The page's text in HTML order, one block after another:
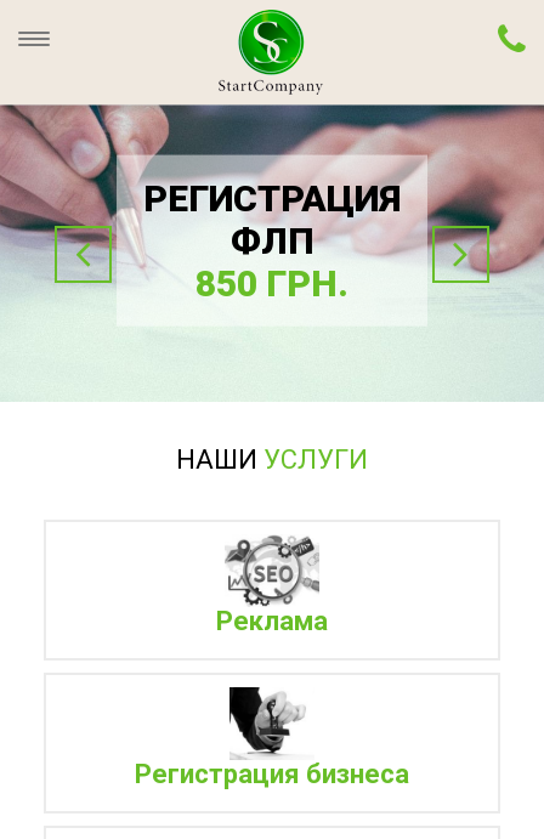
РЕГИСТРАЦИЯ
ФЛП
850 ГРН.
НАШИ УСЛУГИ
Реклама
Регистрация бизнеса